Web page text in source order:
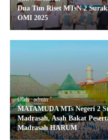
Dua Tim Riset MTsN 2
OMI 2025
Oleh : admin
MATAMUDA MTs Negeri 2
Madrasah, Asah Bakat
Madrasah HARUM